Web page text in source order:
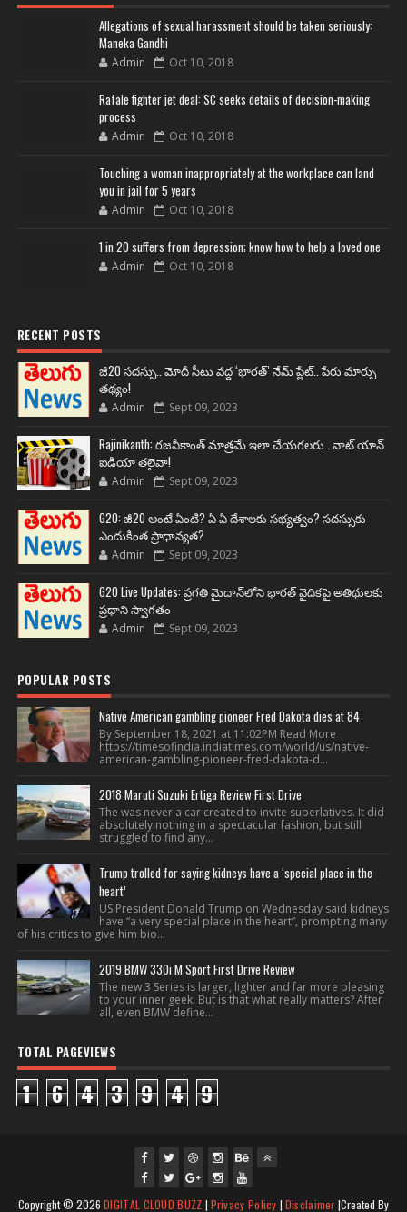
Allegations of sexual harassment should be taken seriously:
Maneka Gandhi
Admin Oct 10, 2018
Rafale fighter jet deal: SC seeks details of decision-making
process
Admin Oct 10, 2018
Touching a woman inappropriately at the workplace can land
you in jail for 5 years
Admin Oct 10, 2018
1 in 20 suffers from depression; know how to help a loved one
Admin Oct 10, 2018
RECENT POSTS
జీ20 సదస్సు.. మోదీ సీటు వద్ద ‘భారత్’ నేమ్ ప్లేట్‌.. పేరు మార్పు
తథ్యం!
Admin Sept 09, 2023
Rajinikanth: రజనీకాంత్ మాత్రమే ఇలా చేయగలరు.. వాట్ యాన్
ఐడియా తలైవా!
Admin Sept 09, 2023
G20: జీ20 అంటే ఏంటి? ఏ ఏ దేశాలకు సభ్యత్వం? సదస్సుకు
ఎందుకింత ప్రాధాన్యత?
Admin Sept 09, 2023
G20 Live Updates: ప్రగతి మైదాన్‌లోని భారత్ వైదికపై అతిథులకు
ప్రధాని స్వాగతం
Admin Sept 09, 2023
POPULAR POSTS
Native American gambling pioneer Fred Dakota dies at 84
By September 18, 2021 at 11:02PM Read More
https://timesofindia.indiatimes.com/world/us/native-
american-gambling-pioneer-fred-dakota-d...
2018 Maruti Suzuki Ertiga Review First Drive
The was never a car created to invite superlatives. It did
absolutely nothing in a spectacular fashion, but still
struggled to find any...
Trump trolled for saying kidneys have a ‘special place in the
heart’
US President Donald Trump on Wednesday said kidneys
have “a very special place in the heart”, prompting many
of his critics to give him bio...
2019 BMW 330i M Sport First Drive Review
The new 3 Series is larger, lighter and far more pleasing
to your inner geek. But is that what really matters? After
all, even BMW define...
TOTAL PAGEVIEWS
1 6 4 3 9 4 9
fac twi
gpl ins
you
Copyright ©2026DIGITAL CLOUD BUZZ | Privacy Policy | Disclaimer |Created By